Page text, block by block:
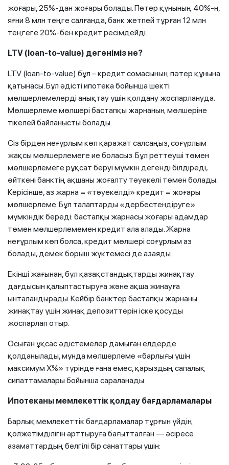
жоғары, 25%-дан жоғары болады. Пәтер құнының 40%-н,
яғни 8 млн теңге салғанда, банк жетпей тұрған 12 млн
теңгеге 20%-бен кредит ресімдейді.
LTV (loan-to-value) дегеніміз не?
LTV (loan-to-value) бұл – кредит сомасының пәтер құнына
қатынасы. Бұл әдісті ипотека бойынша шекті
мөлшерлемелерді анықтау үшін қолдану жоспарлануда.
Мөлшерлеме мөлшері бастапқы жарнаның мөлшеріне
тікелей байланысты болады.
Сіз бірден неғұрлым көп қаражат салсаңыз, соғұрлым
жақсы мөлшерлемеге ие боласыз. Бұл реттеуші төмен
мөлшерлемеге рұқсат беруі мүмкін дегенді білдіреді,
өйткені банктің ақшаны жоғалту тәуекелі төмен болады.
Керісінше, аз жарна = «тәуекелді» кредит = жоғары
мөлшерлеме. Бұл талаптарды «дербестендіруге»
мүмкіндік береді: бастапқы жарнасы жоғары адамдар
төмен мөлшерлемемен кредит ала алады. Жарна
неғұрлым көп болса, кредит мөлшері соғұрлым аз
болады, демек борыш жүктемесі де азаяды.
Екінші жағынан, бұл қазақстандықтарды жинақтау
дағдысын қалыптастыруға және ақша жинауға
ынталандырады. Кейбір банктер бастапқы жарнаны
жинақтау үшін жинақ депозиттерін іске қосуды
жоспарлап отыр.
Осыған ұқсас әдістемелер дамыған елдерде
қолданылады, мұнда мөлшерлеме «барлығы үшін
максимум Х%» түрінде ғана емес, қарыздың сапалық
сипаттамалары бойынша сараланады.
Ипотеканы мемлекеттік қолдау бағдарламалары
Барлық мемлекеттік бағдарламалар тұрғын үйдің
қолжетімділігін арттыруға бағытталған — әсіресе
азаматтардың белгілі бір санаттары үшін: